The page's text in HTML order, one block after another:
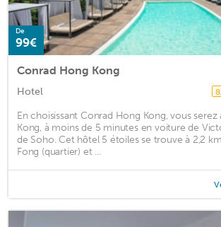
De
99€
Conrad Hong Kong
Hotel
En choisissant Conrad Hong Kong, vous
Kong, à moins de 5 minutes en voiture de
de Soho. Cet hôtel 5 étoiles se trouve à 2,2
Fong (quartier) et ...